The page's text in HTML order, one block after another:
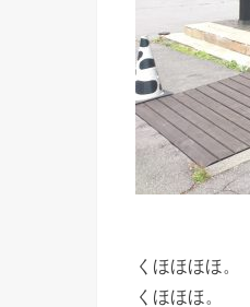
くほほほほ。
くほほほ。